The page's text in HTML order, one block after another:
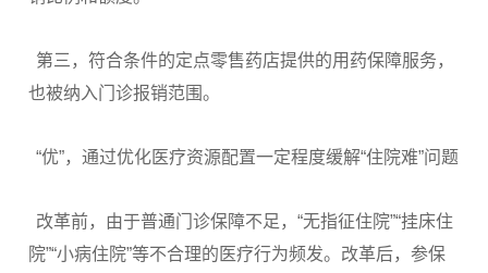
第三，符合条件的定点零售药店提供的用药保障服务，
也被纳入门诊报销范围。
“优”，通过优化医疗资源配置一定程度缓解“住院难”问题
改革前，由于普通门诊保障不足，“无指征住院”“挂床住
院”“小病住院”等不合理的医疗行为频发。改革后，参保